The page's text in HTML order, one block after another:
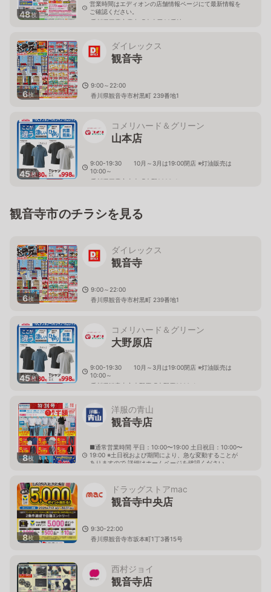
48枚
営業時間はエディオンの店舗情報ページにて最新情報を
ご確認ください。
香川県三豊市豊中町本山甲22番地
6枚
ダイレックス
観音寺
9:00～22:00
香川県観音寺市村黒町 239番地1
45枚
コメリハード＆グリーン
山本店
9:00-19:30 10月～3月は19:00閉店 ※灯油販売は
10:00～
香川県三豊市山本町大野2993-1
観音寺市のチラシを見る
6枚
ダイレックス
観音寺
9:00～22:00
香川県観音寺市村黒町 239番地1
45枚
コメリハード＆グリーン
大野原店
9:00-19:30 10月～3月は19:00閉店 ※灯油販売は
10:00～
香川県観音寺市大野原町大野原3906-1
8枚
洋服の青山
観音寺店
■通常営業時間 平日：10:00〜19:00 土日祝日：10:00〜
19:00 ※土日祝および期間により、急な変動することが
ありますので 詳細はホームページを確認ください
8枚
ドラッグストアmac
観音寺中央店
9:30-22:00
香川県観音寺市坂本町1丁3番15号
西村ジョイ
観音寺店